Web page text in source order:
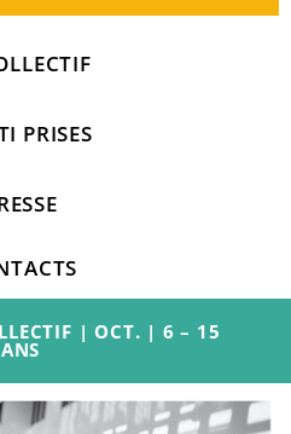
PRISES
| OCT. | 6 – 15
ANS